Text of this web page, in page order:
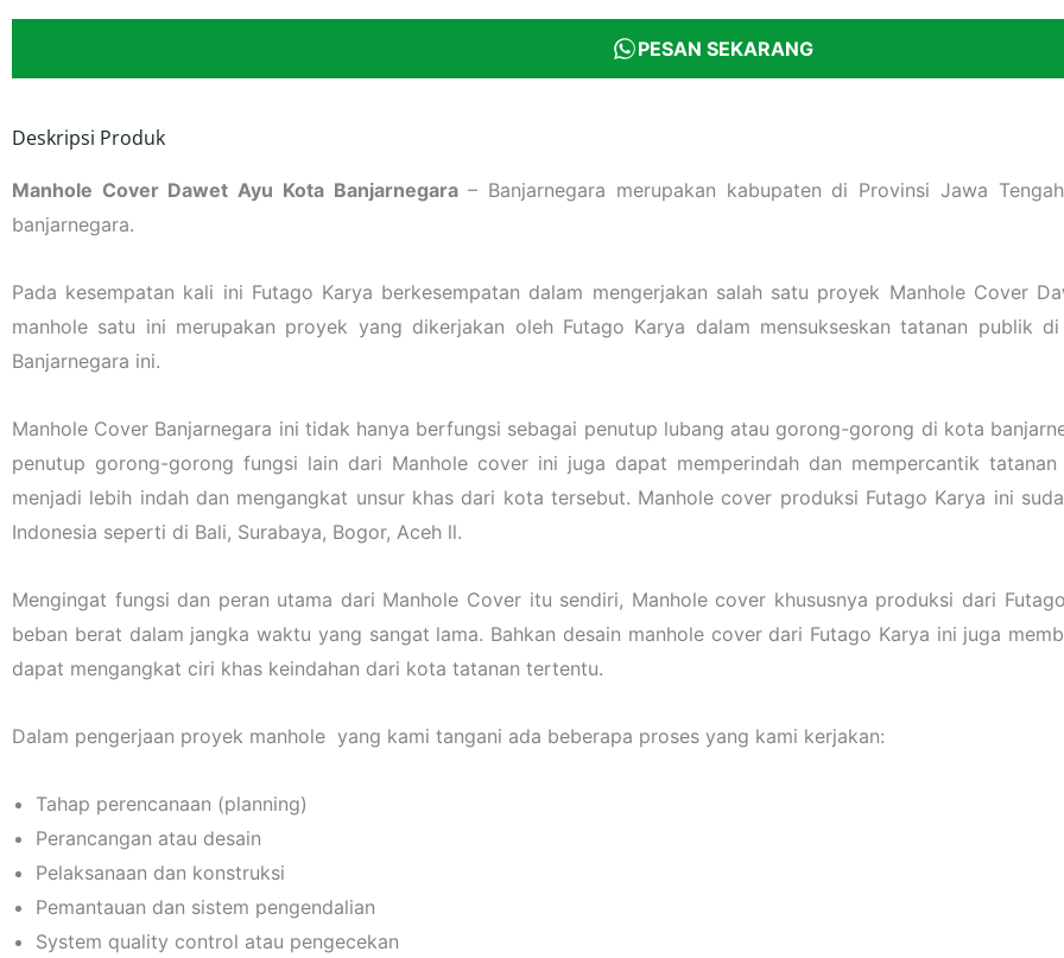
PESAN SEKARANG
Deskripsi Produk
Manhole Cover Dawet Ayu Kota Banjarnegara– Banjarnegara merupakan kabupaten di Provinsi Jawa
banjarnegara.
Pada kesempatan kali ini Futago Karya berkesempatan dalam mengerjakan salah satu proyek Manhole Cover
manhole satu ini merupakan proyek yang dikerjakan oleh Futago Karya dalam mensukseskan tatanan publik
Banjarnegara ini.
Manhole Cover Banjarnegara ini tidak hanya berfungsi sebagai penutup lubang atau gorong-gorong di kota
penutup gorong-gorong fungsi lain dari Manhole cover ini juga dapat memperindah dan mempercantik
menjadi lebih indah dan mengangkat unsur khas dari kota tersebut. Manhole cover produksi Futago Karya ini
Indonesia seperti di Bali, Surabaya, Bogor, Aceh ll.
Mengingat fungsi dan peran utama dari Manhole Cover itu sendiri, Manhole cover khususnya produksi dari
beban berat dalam jangka waktu yang sangat lama. Bahkan desain manhole cover dari Futago Karya ini juga
dapat mengangkat ciri khas keindahan dari kota tatanan tertentu.
Dalam pengerjaan proyek manhole yang kami tangani ada beberapa proses yang kami kerjakan:
Tahap perencanaan (planning)
Perancangan atau desain
Pelaksanaan dan konstruksi
Pemantauan dan sistem pengendalian
System quality control atau pengecekan